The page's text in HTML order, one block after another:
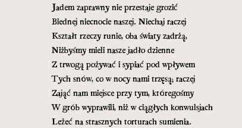
Jadem zaprawny nie przestaje grozić
Biednej niecnocie naszej. Niechaj raczej
Kształt rzeczy runie, oba światy zadrżą,
Niżbyśmy mieli nasze jadło dzienne
Z trwogą pożywać i sypiać pod wpływem
Tych snów, co w nocy nami trzęsą; raczej
Zająć nam miejsce przy tym, któregośmy
W grób wyprawili, niż w ciągłych konwulsjach
Leżeć na strasznych torturach sumienia.